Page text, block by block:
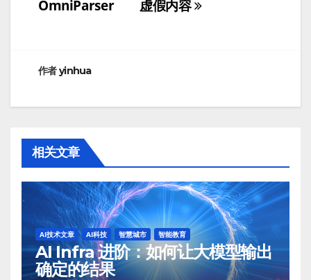
导
虚假内容
OmniParser
作者yinhua
相关文章
AI技术文章 AI科技 智慧城市 智能教育
AI Infra 进阶：如何让大模型输出
确定的结果